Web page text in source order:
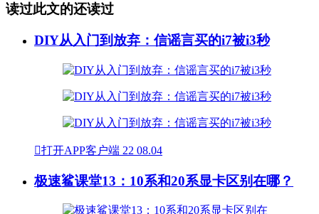
读过此文的还读过
DIY从入门到放弃：信谣言买的i7被i3秒
打开APP客户端 22 08.04
极速鲨课堂13：10系和20系显卡区别在哪？